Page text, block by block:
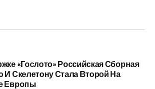
«Гослото» Российская Сборная
И Скелетону Стала Второй На
Европы